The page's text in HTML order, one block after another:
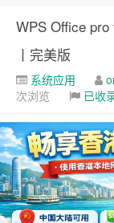
公众号底部的
WPS Office
丨完美版
系统应用
次浏览
已收